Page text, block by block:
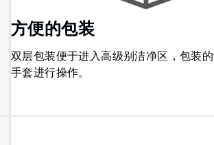
方便的包装
双层包装便于进入高级别洁净区，包装
手套进行操作。